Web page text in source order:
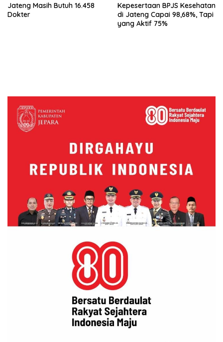
Jateng Masih Butuh 16.458
Dokter
Kepesertaan BPJS Kesehatan
di Jateng Capai 98,68%, Tapi
yang Aktif 75%